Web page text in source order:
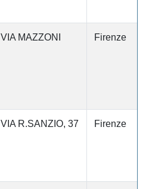
VIA MAZZONI Firenze
VIA R.SANZIO, 37 Firenze